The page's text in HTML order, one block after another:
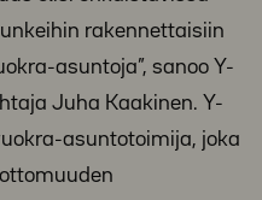
rakennettaisiin
asuntoja”, sanoo Y-
Juha Kaakinen. Y-
asuntotoimija, joka